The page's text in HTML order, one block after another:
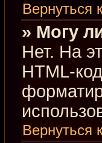
Вернуться
» Могу
Нет. На
HTML-
Вернуться